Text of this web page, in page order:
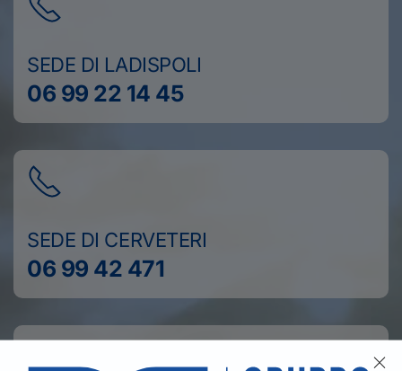
SEDE DI LADISPOLI
06 99 22 14 45
SEDE DI CERVETERI
06 99 42 471